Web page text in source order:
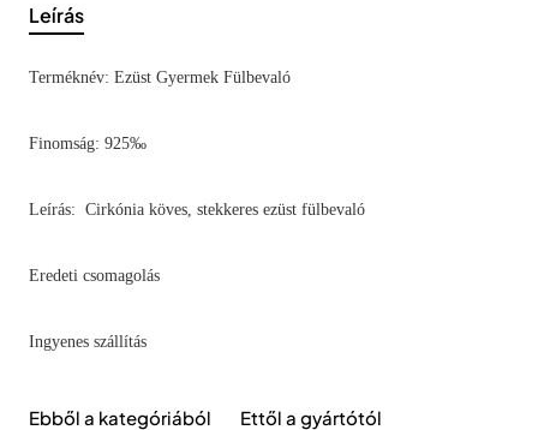
Leírás
Terméknév: Ezüst Gyermek Fülbevaló
Finomság: 925‰
Leírás: Cirkónia köves, stekkeres ezüst fülbevaló
Eredeti csomagolás
Ingyenes szállítás
Ebből a kategóriából Ettől a gyártótól